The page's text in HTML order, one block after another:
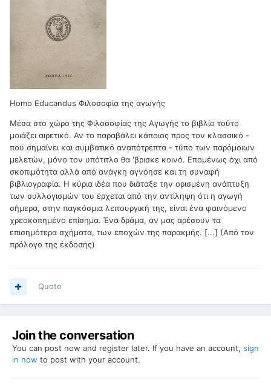
Homo Educandus Φιλοσοφία της αγωγής
Μέσα στο χώρο της Φιλοσοφίας της Αγωγής το βιβλίο τούτο
μοιάζει αιρετικό. Αν το παραβάλει κάποιος προς τον κλασσικό -
που σημαίνει και συμβατικό αναπότρεπτα - τύπο των παρόμοιων
μελετών, μόνο τον υπότιτλο θα 'βρισκε κοινό. Επομένως όχι από
σκοπιμότητα αλλά από ανάγκη αγνόησε και τη συναφή
βιβλιογραφία. Η κύρια ιδέα που διάταξε την ορισμένη ανάπτυξη
των συλλογισμών του έρχεται από την αντίληψη ότι η αγωγή
σήμερα, στην παγκόσμια λειτουργική της, είναι ένα φαινόμενο
χρεοκοπημένο επίσημα. Ένα δράμα, αν μας αρέσουν τα
επισημότερα σχήματα, των εποχών της παρακμής. [...] (Από τον
πρόλογο της έκδοσης)
Quote
Join the conversation
You can post now and register later. If you have an account, sign
in now to post with your account.